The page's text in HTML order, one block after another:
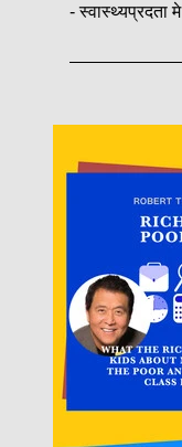
- स्वास्थ्यप्रदता मे